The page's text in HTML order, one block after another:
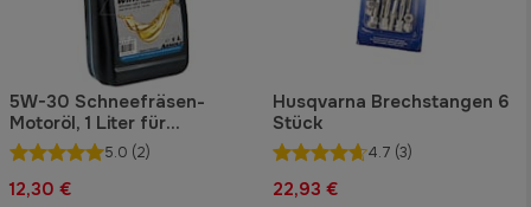
5W-30 Schneefräsen-
Motoröl, 1 Liter für
Motorräder5.0 (2)
12,30 €
Husqvarna Brechstangen 6
Stück
4.7 (3)
22,93 €